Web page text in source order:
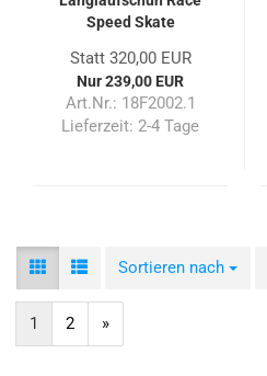
Speed Skate
Statt 320,00 EUR
Nur 239,00 EUR
Art.Nr.: 18F2002.1
Lieferzeit: 2-4 Tage
Sortieren nach
Sortieren nach
1 2 »